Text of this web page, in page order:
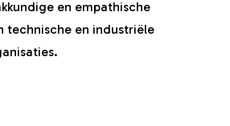
en empathische
technische en industriële